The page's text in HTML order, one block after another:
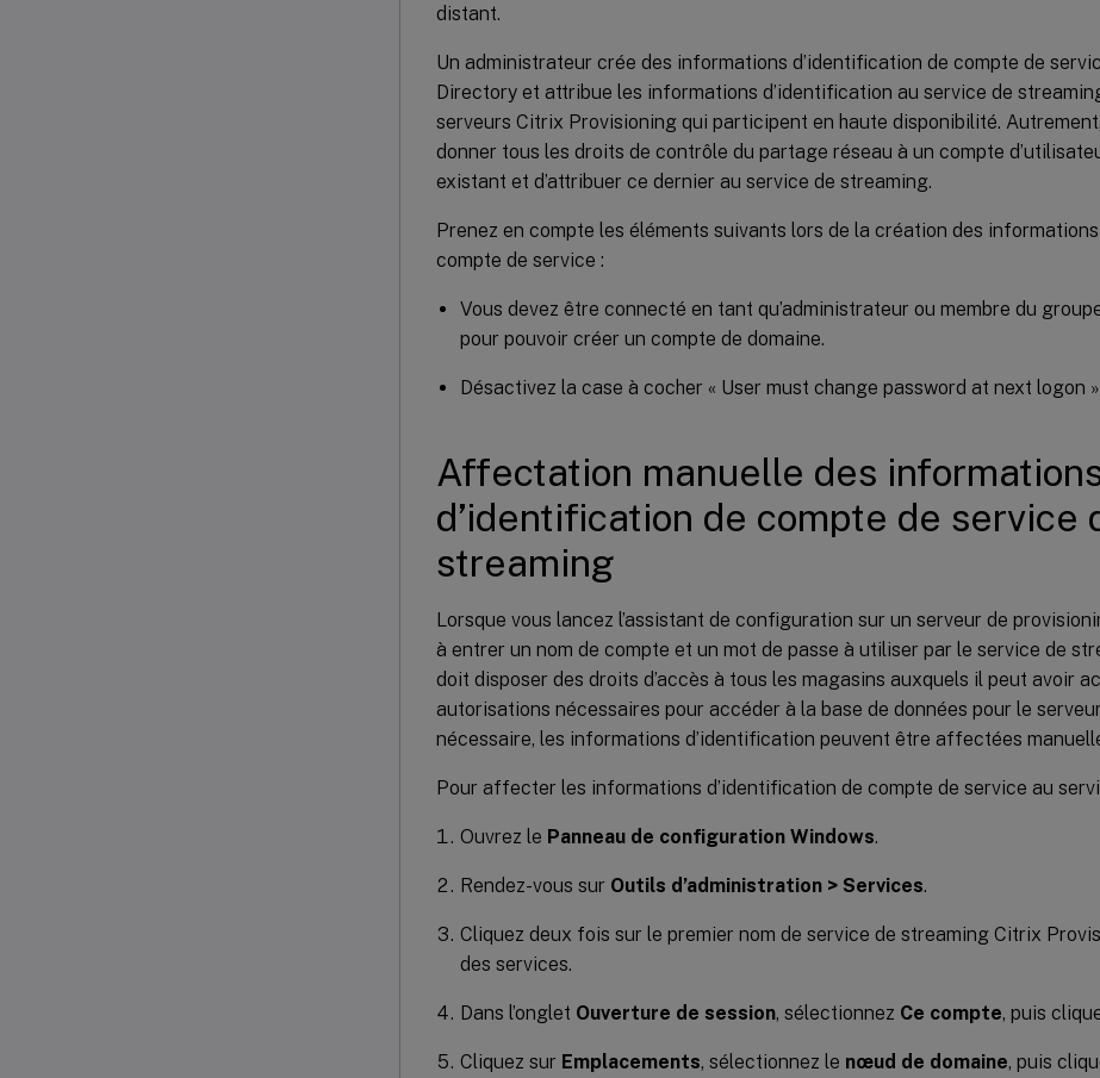
distant.
Un administrateur crée des informations d’identification de compte de
Directory et attribue les informations d’identification au service de
serveurs Citrix Provisioning qui participent en haute disponibilité.
donner tous les droits de contrôle du partage réseau à un compte
existant et d’attribuer ce dernier au service de streaming.
Prenez en compte les éléments suivants lors de la création des
compte de service :
Vous devez être connecté en tant qu’administrateur ou membre du
pour pouvoir créer un compte de domaine.
Désactivez la case à cocher « User must change password at next logon
Affectation manuelle des
d’identification de compte de service
streaming
Lorsque vous lancez l’assistant de configuration sur un serveur de
à entrer un nom de compte et un mot de passe à utiliser par le service de
doit disposer des droits d’accès à tous les magasins auxquels il peut avoir
autorisations nécessaires pour accéder à la base de données pour le
nécessaire, les informations d’identification peuvent être affectées
Pour affecter les informations d’identification de compte de service au
Ouvrez le Panneau de configuration Windows.
Rendez-vous sur Outils d’administration > Services.
Cliquez deux fois sur le premier nom de service de streaming Citrix
des services.
Dans l’onglet Ouverture de session, sélectionnez Ce compte, puis
Cliquez sur Emplacements, sélectionnez le nœud de domaine, puis